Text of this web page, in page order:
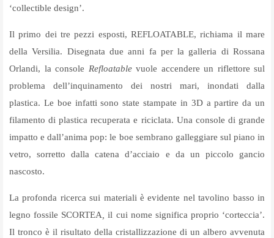
‘collectible design’.
Il primo dei tre pezzi esposti, REFLOATABLE, richiama il mare
della Versilia. Disegnata due anni fa per la galleria di Rossana
Orlandi, la console Refloatablevuole accendere un riflettore sul
problema dell’inquinamento dei nostri mari, inondati dalla
plastica. Le boe infatti sono state stampate in 3D a partire da un
filamento di plastica recuperata e riciclata. Una console di grande
impatto e dall’anima pop: le boe sembrano galleggiare sul piano in
vetro, sorretto dalla catena d’acciaio e da un piccolo gancio
nascosto.
La profonda ricerca sui materiali è evidente nel tavolino basso in
legno fossile SCORTEA,il cui nome significa proprio ‘corteccia’.
Il tronco è il risultato della cristallizzazione di un albero avvenuta